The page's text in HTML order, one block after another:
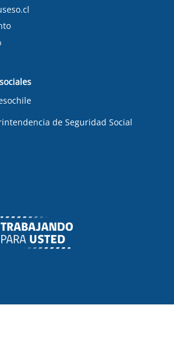
de Seguridad Social